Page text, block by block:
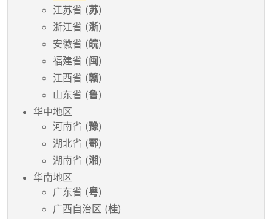
江苏省 (苏)
浙江省 (浙)
安徽省 (皖)
福建省 (闽)
江西省 (赣)
山东省 (鲁)
华中地区
河南省 (豫)
湖北省 (鄂)
湖南省 (湘)
华南地区
广东省 (粤)
广西自治区 (桂)